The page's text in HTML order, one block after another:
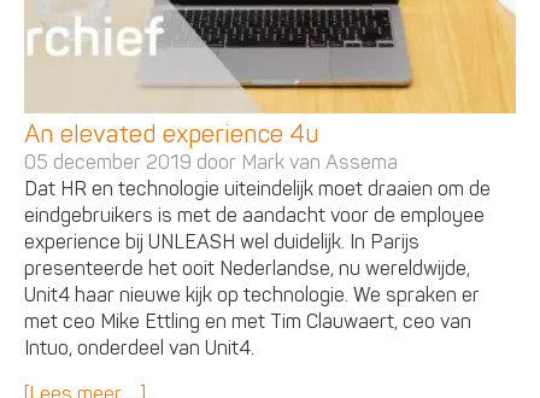
An elevated experience 4u
05 december 2019 door Mark van Assema
Dat HR en technologie uiteindelijk moet draaien om de
eindgebruikers is met de aandacht voor de employee
experience bij UNLEASH wel duidelijk. In Parijs
presenteerde het ooit Nederlandse, nu wereldwijde,
Unit4 haar nieuwe kijk op technologie. We spraken er
met ceo Mike Ettling en met Tim Clauwaert, ceo van
Intuo, onderdeel van Unit4.